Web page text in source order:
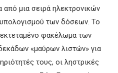
από μια σειρά ηλεκτρονικών
των δόσεων. Το
εκτεταμένο φακέλωμα των
«μαύρων λιστών» για
τους, οι ληστρικές